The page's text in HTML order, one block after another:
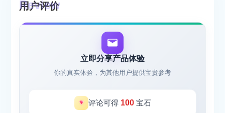
用户评价
立即分享产品体验
你的真实体验，为其他用户提供宝贵参考
评论可得 100宝石